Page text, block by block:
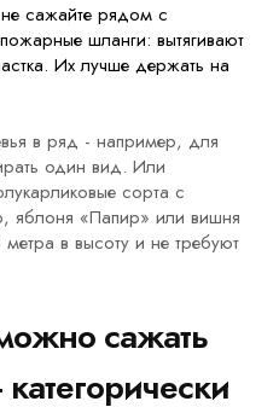
сажайте рядом с
шланги: вытягивают
Их лучше держать на
в ряд - например, для
один вид. Или
сорта с
яблоня «Папир» или вишня
в высоту и не требуют
сажать